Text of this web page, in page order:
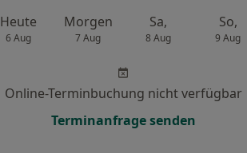
Heute
6 Aug
Morgen
7 Aug
Sa,
8 Aug
So,
9 Aug
Online-Terminbuchung nicht verfügbar
Terminanfrage senden